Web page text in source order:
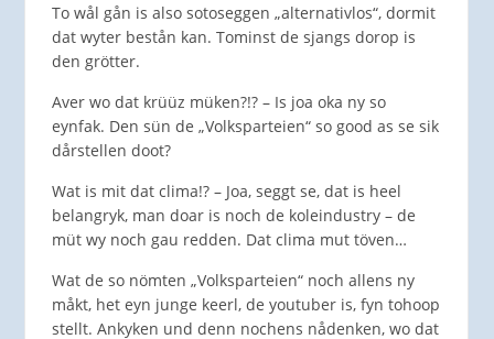
To wål gån is also sotoseggen „alternativlos“, dormit
dat wyter bestån kan. Tominst de sjangs dorop is
den grötter.
Aver wo dat krüüz müken?!? – Is joa oka ny so
eynfak. Den sün de „Volksparteien“ so good as se sik
dårstellen doot?
Wat is mit dat clima!? – Joa, seggt se, dat is heel
belangryk, man doar is noch de koleindustry – de
müt wy noch gau redden. Dat clima mut töven…
Wat de so nömten „Volksparteien“ noch allens ny
måkt, het eyn junge keerl, de youtuber is, fyn tohoop
stellt. Ankyken und denn nochens nådenken, wo dat